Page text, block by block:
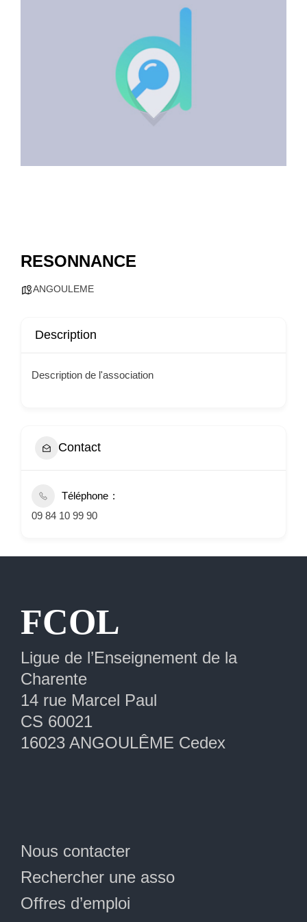
RESONNANCE
ANGOULEME
Description
Description de l'association
Contact
Téléphone
09 84 10 99 90
FCOL
Ligue de l’Enseignement de la
Charente
14 rue Marcel Paul
CS 60021
16023 ANGOULÊME Cedex
Nous contacter
Rechercher une asso
Offres d’emploi